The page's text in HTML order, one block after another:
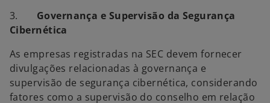
m
v
3. Governança e Supervisão da Segurança
Cibernética
As empresas registradas na SEC devem fornecer
divulgações relacionadas à governança e
supervisão de segurança cibernética, considerando
fatores como a supervisão do conselho em relação